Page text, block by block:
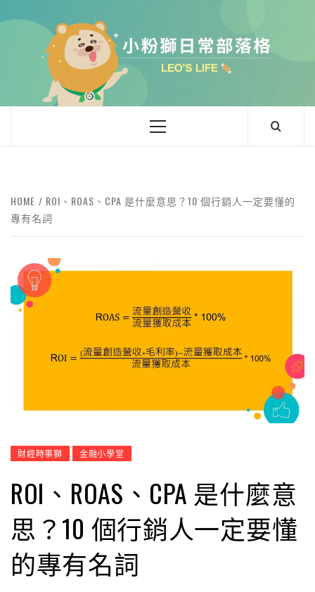
小粉獅日常
LEO'Ｓ LIFE
HOME
ROI、ROAS、CPA 是什麼意思？10 個行銷人一定要懂的
專有名詞
財經時事獅 金融小學堂
ROI、ROAS、CPA 是什麼意
思？10 個行銷人一定要懂
的專有名詞